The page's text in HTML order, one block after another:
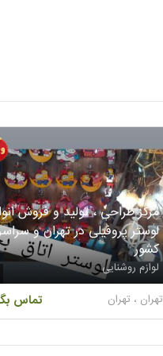
مرکز طراحی ، تولید و فروش
لوستر پروفیلی در تهران و
کشور
لوازم روشنایی
تماس تهران ، تهران